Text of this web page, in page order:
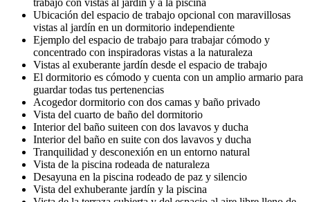
Ubicación del espacio de trabajo opcional con maravillosas
vistas al jardín en un dormitorio independiente
Ejemplo del espacio de trabajo para trabajar cómodo y
concentrado con inspiradoras vistas a la naturaleza
Vistas al exuberante jardín desde el espacio de trabajo
El dormitorio es cómodo y cuenta con un amplio armario para
guardar todas tus pertenencias
Acogedor dormitorio con dos camas y baño privado
Vista del cuarto de baño del dormitorio
Interior del baño suiteen con dos lavavos y ducha
Interior del baño en suite con dos lavavos y ducha
Tranquilidad y desconexión en un entorno natural
Vista de la piscina rodeada de naturaleza
Desayuna en la piscina rodeado de paz y silencio
Vista del exhuberante jardín y la piscina